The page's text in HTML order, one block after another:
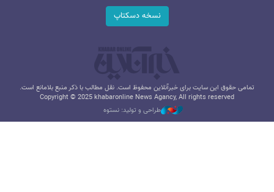
نسخه دسکتاپ
تمامی حقوق این سایت برای خبرآنلاین محفوظ است. نقل مطالب با ذکر منبع بلامانع است.
Copyright © 2025 khabaronline News Agancy, All rights reserved
طراحی و تولید: نستوه